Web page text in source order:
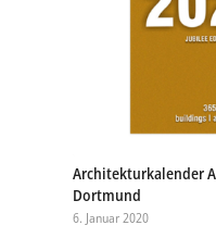
Architekturkalender
Dortmund
6. Januar 2020